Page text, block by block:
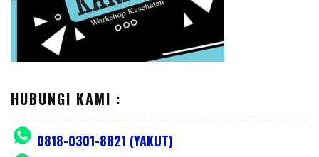
HUBUNGI KAMI :
0818-0301-8821 (YAKUT)